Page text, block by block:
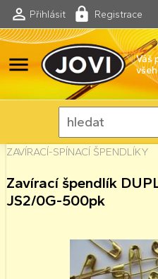
Přihlásit Registrace
menu
Váš
ZAVÍRACÍ-SPÍNACÍ ŠPENDLÍKY
Zavírací špendlík
JS2/0G-500pk